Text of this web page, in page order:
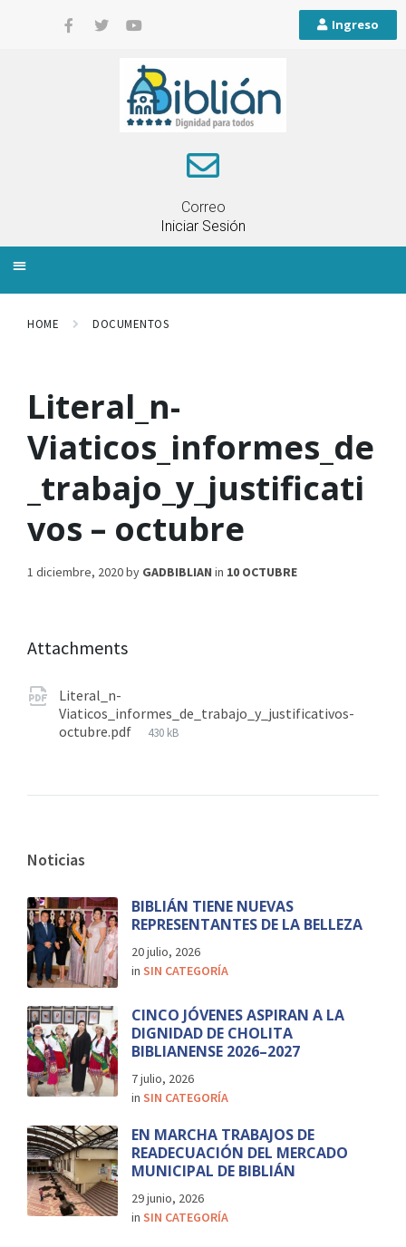
Ingreso
Correo
Iniciar Sesión
HOME DOCUMENTOS
Literal_n-
Viaticos_informes_de
_trabajo_y_justificati
vos – octubre
1 diciembre, 2020by GADBIBLIAN in 10 OCTUBRE
Attachments
Literal_n-
Viaticos_informes_de_trabajo_y_justificativos-
octubre.pdf
430 kB
Noticias
BIBLIÁN TIENE NUEVAS
REPRESENTANTES DE LA BELLEZA
20 julio, 2026
in SIN CATEGORÍA
CINCO JÓVENES ASPIRAN A LA
DIGNIDAD DE CHOLITA
BIBLIANENSE 2026–2027
7 julio, 2026
in SIN CATEGORÍA
EN MARCHA TRABAJOS DE
READECUACIÓN DEL MERCADO
MUNICIPAL DE BIBLIÁN
29 junio, 2026
in SIN CATEGORÍA